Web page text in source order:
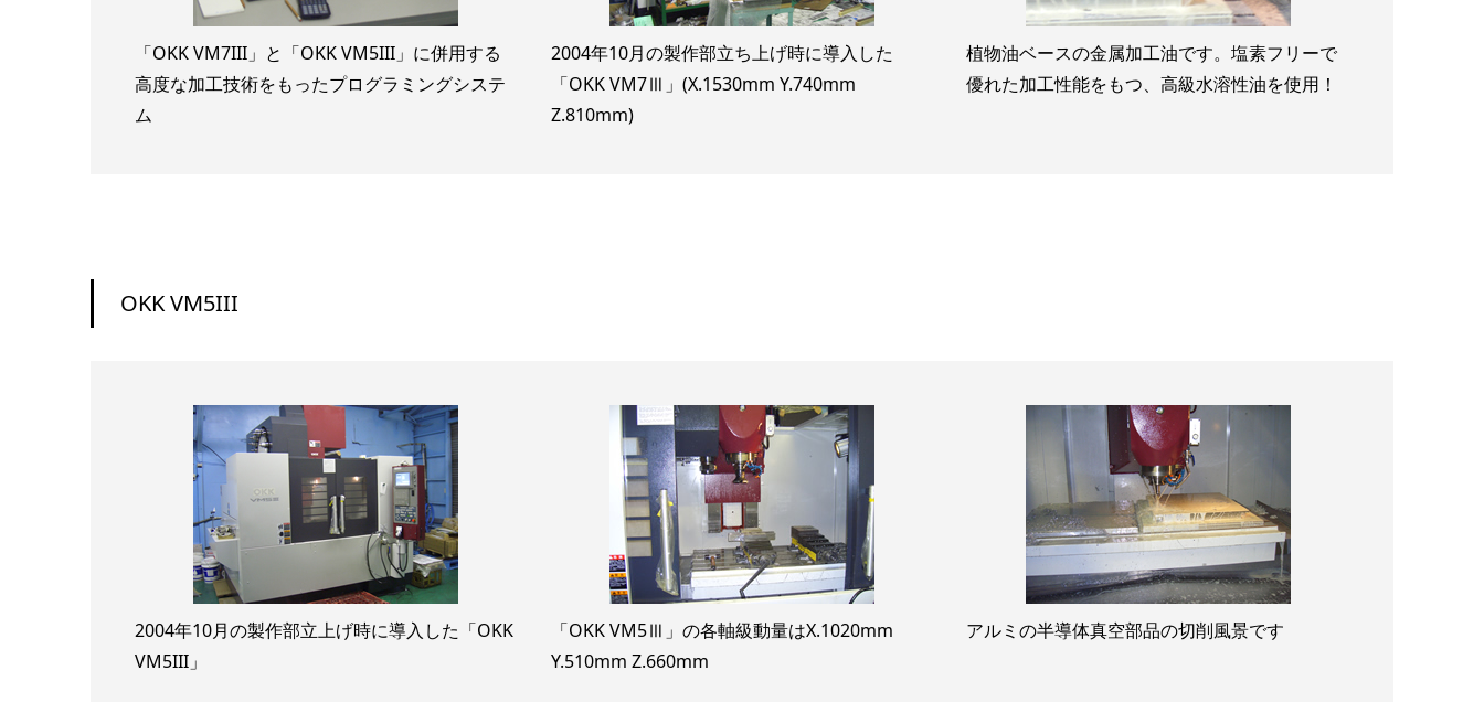
「OKK VM7III」と「OKK VM5III」に併用する
高度な加工技術をもったプログラミングシステ
ム
2004年10月の製作部立ち上げ時に導入した
「OKK VM7Ⅲ」(X.1530mm Y.740mm
Z.810mm)
植物油ベースの金属加工油です。塩素フリーで
優れた加工性能をもつ、高級水溶性油を使用！
OKK VM5III
2004年10月の製作部立上げ時に導入した「OKK
VM5III」
「OKK VM5Ⅲ」の各軸級動量はX.1020mm
Y.510mm Z.660mm
アルミの半導体真空部品の切削風景です